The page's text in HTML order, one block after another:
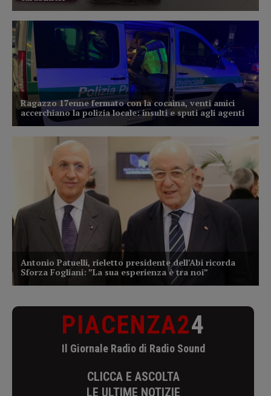
PIACENZA24
Il Giornale Radio di Radio Sound
CLICCA E ASCOLTA
LE ULTIME NOTIZIE